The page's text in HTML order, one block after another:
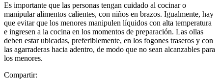
Es importante que las personas tengan cuidado al cocinar o
manipular alimentos calientes, con niños en brazos. Igualmente, hay
que evitar que los menores manipulen líquidos con alta temperatura
e ingresen a la cocina en los momentos de preparación. Las ollas
deben estar ubicadas, preferiblemente, en los fogones traseros y con
las agarraderas hacia adentro, de modo que no sean alcanzables para
los menores.
Compartir: